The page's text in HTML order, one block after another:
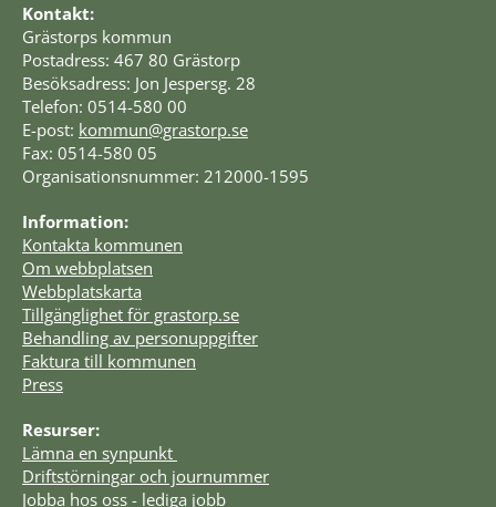
Kontakt:
Grästorps kommun
Postadress: 467 80 Grästorp
Besöksadress: Jon Jespersg. 28
Telefon: 0514-580 00
E-post: kommun@grastorp.se
Fax: 0514-580 05
Organisationsnummer: 212000-1595
Information:
Kontakta kommunen
Om webbplatsen
Webbplatskarta
Tillgänglighet för grastorp.se
Behandling av personuppgifter
Faktura till kommunen
Press
Resurser:
Lämna en synpunkt
Driftstörningar och journummer
Jobba hos oss - lediga jobb